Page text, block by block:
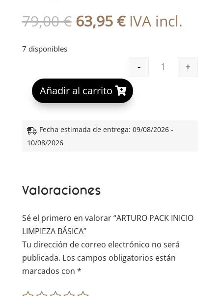
79,00€ El
precio
79,00 €.
63,95€El
63,95 €.
IVA incl.
7 disponibles
ARTURO PACK
-
+
Añadir al carrito
A
e
e
Fecha estimada de entrega: 09/08/2026 -
10/08/2026
Valoraciones
Sé el primero en valorar “ARTURO PACK INICIO
LIMPIEZA BÁSICA”
Tu dirección de correo electrónico no será
publicada. Los campos obligatorios están
marcados con *